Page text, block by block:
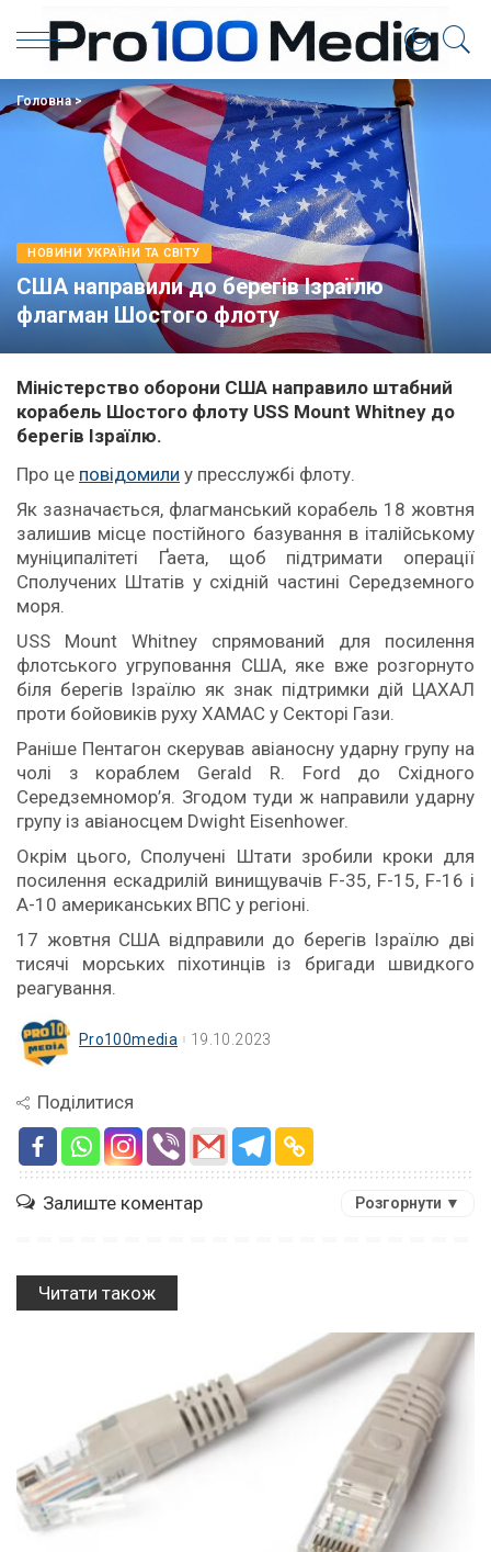
Головна>
НОВИНИ УКРАЇНИ ТА СВІТУ
США направили до берегів Ізраїлю
флагман Шостого флоту
Міністерство оборони США направило штабний
корабель Шостого флоту USS Mount Whitney до
берегів Ізраїлю.
Про це повідомили у пресслужбі флоту.
Як зазначається, флагманський корабель 18 жовтня
залишив місце постійного базування в італійському
муніципалітеті Ґаета, щоб підтримати операції
Сполучених Штатів у східній частині Середземного
моря.
USS Mount Whitney спрямований для посилення
флотського угруповання США, яке вже розгорнуто
біля берегів Ізраїлю як знак підтримки дій ЦАХАЛ
проти бойовиків руху ХАМАС у Секторі Гази.
Раніше Пентагон скерував авіаносну ударну групу на
чолі з кораблем Gerald R. Ford до Східного
Середземномор’я. Згодом туди ж направили ударну
групу із авіаносцем Dwight Eisenhower.
Окрім цього, Сполучені Штати зробили кроки для
посилення ескадрилій винищувачів F-35, F-15, F-16 і
A-10 американських ВПС у регіоні.
17 жовтня США відправили до берегів Ізраїлю дві
тисячі морських піхотинців із бригади швидкого
реагування.
Pro100media 19.10.2023
Поділитися
Залиште коментар Розгорнути ▼
Читати також